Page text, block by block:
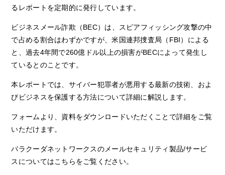
るレポートを定期的に発行しています。
ビジネスメール詐欺（BEC）は、スピアフィッシング攻撃の中
で占める割合はわずかですが、米国連邦捜査局（FBI）による
と、過去4年間で260億ドル以上の損害がBECによって発生し
ているとのことです。
本レポートでは、サイバー犯罪者が悪用する最新の技術、およ
びビジネスを保護する方法について詳細に解説します。
フォームより、資料をダウンロードいただくことで詳細をご覧
いただけます。
バラクーダネットワークスのメールセキュリティ製品/サービ
スについてはこちらをご覧ください。